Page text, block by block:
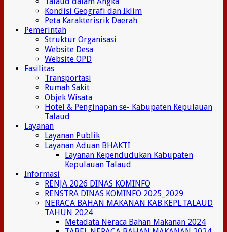
Kondisi Geografi dan Iklim
Peta Karakterisrik Daerah
Pemerintah
Struktur Organisasi
Website Desa
Website OPD
Fasilitas
Transportasi
Rumah Sakit
Objek Wisata
Hotel & Penginapan se- Kabupaten Kepulauan
Talaud
Layanan
Layanan Publik
Layanan Aduan BHAKTI
Layanan Kependudukan Kabupaten
Kepulauan Talaud
Informasi
RENJA 2026 DINAS KOMINFO
RENSTRA DINAS KOMINFO 2025_2029
NERACA BAHAN MAKANAN KAB.KEPL.TALAUD
TAHUN 2024
Metadata Neraca Bahan Makanan 2024